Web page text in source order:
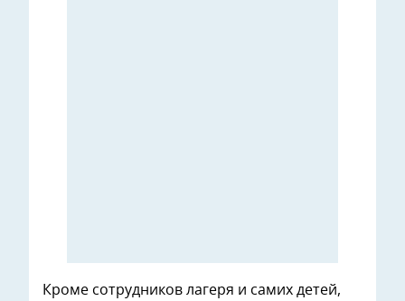
Кроме сотрудников лагеря и самих детей,